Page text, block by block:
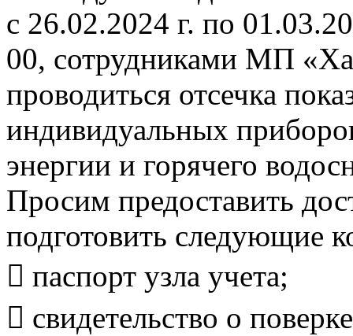
с 26.02.2024 г. по
00, сотрудниками МП
проводиться отсечка
индивидуальных
энергии и горячего
Просим предоставить
подготовить следующие
 паспорт узла учета;
 свидетельство о